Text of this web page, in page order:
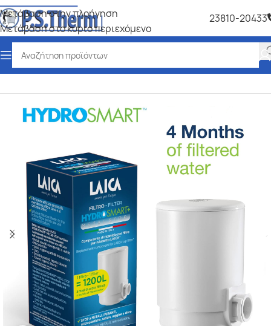
Μετάβαση στην πλοήγηση
Μετάβαση στο κύριο περιεχόμενο
23810-20433
Αρχική σελίδα/Επεξεργασία Νερού